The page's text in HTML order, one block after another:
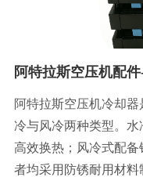
阿特拉斯空压机配
阿特拉斯空压机冷却
冷与风冷两种类型。
高效换热；风冷式配
者均采用防锈耐用材